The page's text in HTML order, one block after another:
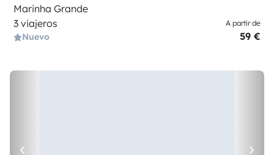
Marinha Grande
3 viajeros
Nuevo
A partir de
59 €